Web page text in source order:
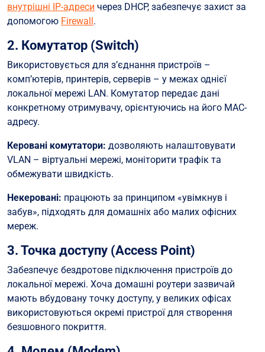
внутрішні IP-адреси через DHCP, забезпечує захист за
допомогою Firewall.
2. Комутатор (Switch)
Використовується для з’єднання пристроїв –
комп’ютерів, принтерів, серверів – у межах однієї
локальної мережі LAN. Комутатор передає дані
конкретному отримувачу, орієнтуючись на його MAC-
адресу.
Керовані комутатори: дозволяють налаштовувати
VLAN – віртуальні мережі, моніторити трафік та
обмежувати швидкість.
Некеровані: працюють за принципом «увімкнув і
забув», підходять для домашніх або малих офісних
мереж.
3. Точка доступу (Access Point)
Забезпечує бездротове підключення пристроїв до
локальної мережі. Хоча домашні роутери зазвичай
мають вбудовану точку доступу, у великих офісах
використовуються окремі пристрої для створення
безшовного покриття.